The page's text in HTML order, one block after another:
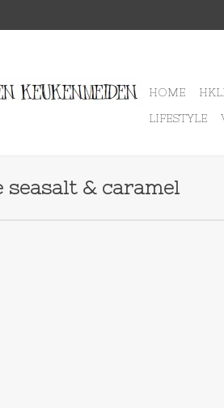
HOME
LIFESTYLE
seasalt & caramel